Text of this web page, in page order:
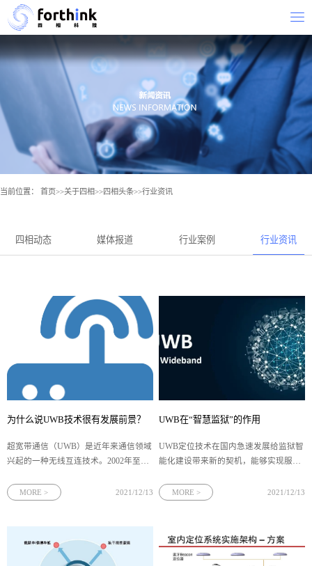
当前位置： 首页>>关于四相>>四相头条>>行业资讯
四相动态 媒体报道 行业案例 行业资讯
为什么说UWB技术很有发展前景？
超宽带通信（UWB）是近年来通信领域
兴起的一种无线互连技术。2002年至
了惊天动地的变化，现在市场的走向初
MORE > 2021/12/13
UWB在“智慧监狱”的作用
UWB定位技术在国内急速发展给监狱智
能化建设带来新的契机，能够实现服刑
警、实时统计、定时点名、进出监舍统
定位、 狱警进出监狱所有门的控制
MORE > 2021/12/13